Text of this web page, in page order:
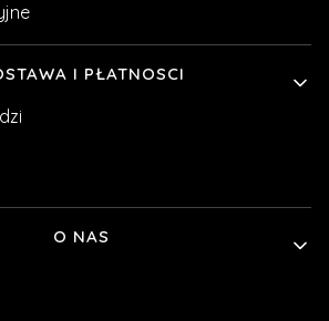
I PŁATNOSCI
O NAS